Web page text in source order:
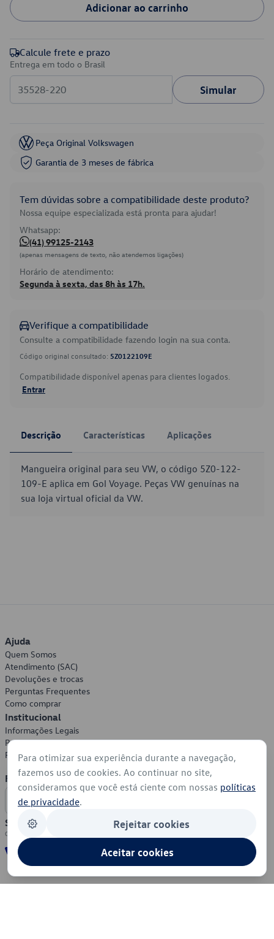
Adicionar ao carrinho
Calcule frete e prazo
Entrega em todo o Brasil
Simular
Peça Original Volkswagen
Garantia de 3 meses de fábrica
Tem dúvidas sobre a compatibilidade deste produto?
Nossa equipe especializada está pronta para ajudar!
Whatsapp:
(41) 99125-2143
(apenas mensagens de texto, não atendemos ligações)
Horário de atendimento:
Segunda à sexta, das 8h às 17h.
Verifique a compatibilidade
Consulte a compatibilidade fazendo login na sua conta.
Código original consultado: 5Z0122109E
Compatibilidade disponível apenas para clientes logados.
Entrar
Descrição Características Aplicações
Mangueira original para seu VW, o código 5Z0-122-
109-E aplica em Gol Voyage. Peças VW genuínas na
sua loja virtual oficial da VW.
Ajuda
Quem Somos
Atendimento (SAC)
Devoluções e trocas
Perguntas Frequentes
Como comprar
Institucional
Informações Legais
Política de Privacidade
Política de Cookies
Formas de Pagamento
Segurança
Para otimizar sua experiência durante a navegação,
fazemos uso de cookies. Ao continuar no site,
consideramos que você está ciente com nossas políticas
de privacidade.
Rejeitar cookies
Aceitar cookies